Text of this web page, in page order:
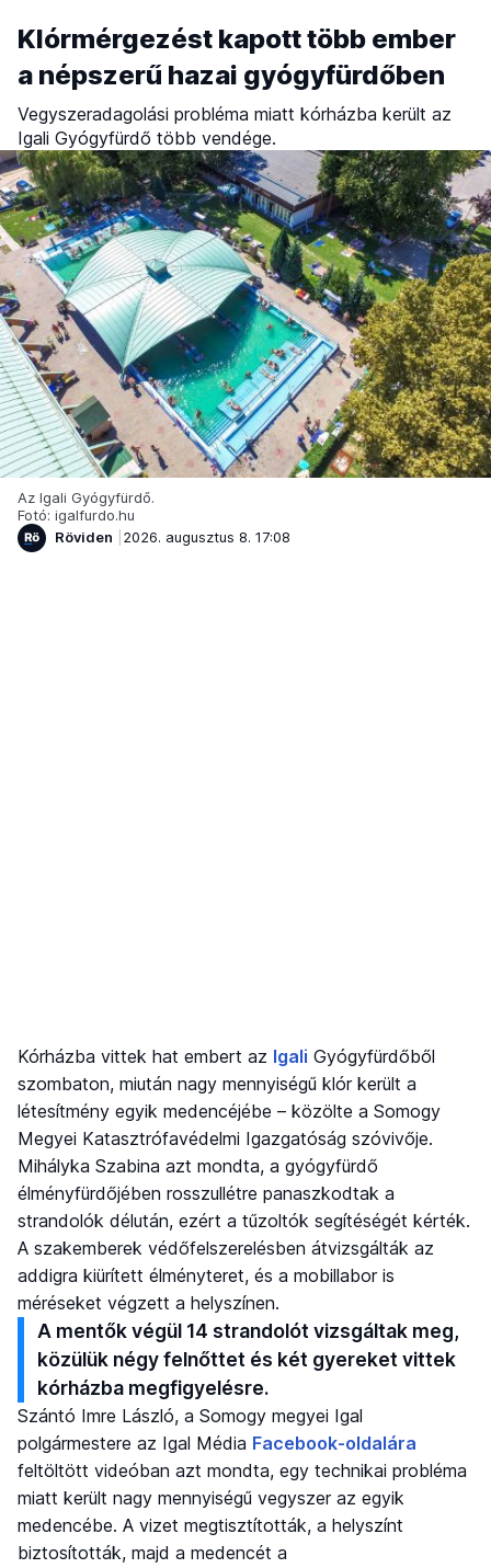
Klórmérgezést kapott több ember
a népszerű hazai gyógyfürdőben
Vegyszeradagolási probléma miatt kórházba került az
Igali Gyógyfürdő több vendége.
Az Igali Gyógyfürdő.
Fotó: igalfurdo.hu
Röviden
2026. augusztus 8. 17:08
Kórházba vittek hat embert az Igali Gyógyfürdőből
szombaton, miután nagy mennyiségű klór került a
létesítmény egyik medencéjébe – közölte a Somogy
Megyei Katasztrófavédelmi Igazgatóság szóvivője.
Mihályka Szabina azt mondta, a gyógyfürdő
élményfürdőjében rosszullétre panaszkodtak a
strandolók délután, ezért a tűzoltók segítéségét kérték.
A szakemberek védőfelszerelésben átvizsgálták az
addigra kiürített élményteret, és a mobillabor is
méréseket végzett a helyszínen.
A mentők végül 14 strandolót vizsgáltak meg,
közülük négy felnőttet és két gyereket vittek
kórházba megfigyelésre.
Szántó Imre László, a Somogy megyei Igal
polgármestere az Igal Média Facebook-oldalára
feltöltött videóban azt mondta, egy technikai probléma
miatt került nagy mennyiségű vegyszer az egyik
medencébe. A vizet megtisztították, a helyszínt
biztosították, majd a medencét a